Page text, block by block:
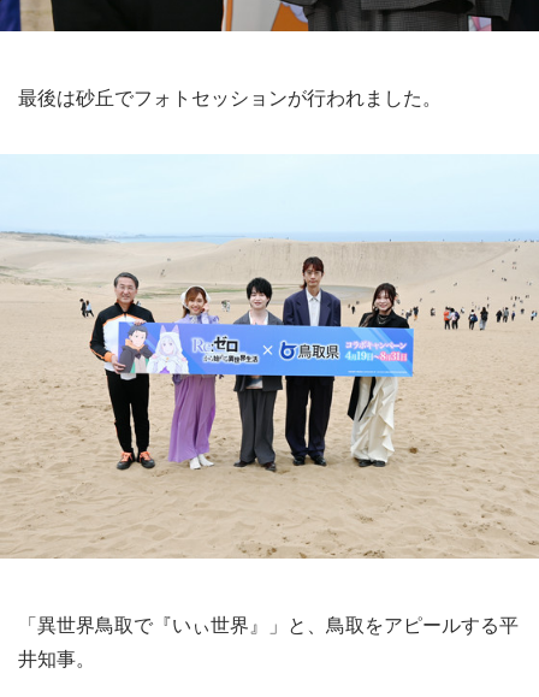
最後は砂丘でフォトセッションが行われました。
「異世界鳥取で『いぃ世界』」と、鳥取をアピールする平
井知事。